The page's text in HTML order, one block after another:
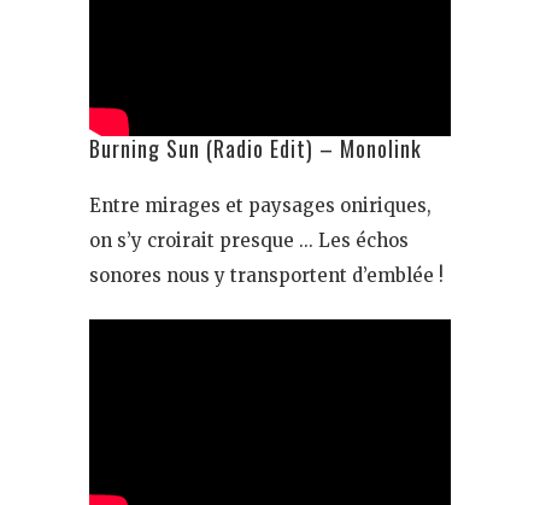
Burning Sun (Radio Edit) – Monolink
Entre mirages et paysages oniriques,
on s’y croirait presque … Les échos
sonores nous y transportent d’emblée !